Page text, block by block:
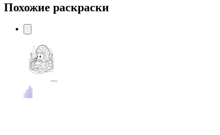
Похожие раскраски